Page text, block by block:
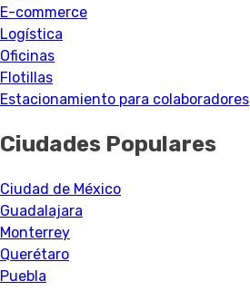
E-commerce
Logística
Oficinas
Flotillas
Estacionamiento para colaboradores
Ciudades Populares
Ciudad de México
Guadalajara
Monterrey
Querétaro
Puebla